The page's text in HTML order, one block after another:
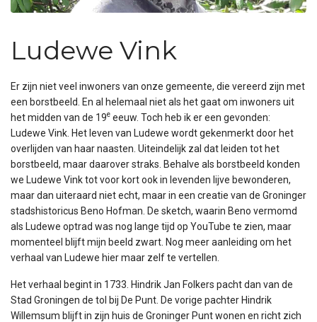
Ludewe Vink
Er zijn niet veel inwoners van onze gemeente, die vereerd zijn met
een borstbeeld. En al helemaal niet als het gaat om inwoners uit
het midden van de 19e eeuw. Toch heb ik er een gevonden:
Ludewe Vink. Het leven van Ludewe wordt gekenmerkt door het
overlijden van haar naasten. Uiteindelijk zal dat leiden tot het
borstbeeld, maar daarover straks. Behalve als borstbeeld konden
we Ludewe Vink tot voor kort ook in levenden lijve bewonderen,
maar dan uiteraard niet echt, maar in een creatie van de Groninger
stadshistoricus Beno Hofman. De sketch, waarin Beno vermomd
als Ludewe optrad was nog lange tijd op YouTube te zien, maar
momenteel blijft mijn beeld zwart. Nog meer aanleiding om het
verhaal van Ludewe hier maar zelf te vertellen.
Het verhaal begint in 1733. Hindrik Jan Folkers pacht dan van de
Stad Groningen de tol bij De Punt. De vorige pachter Hindrik
Willemsum blijft in zijn huis de Groninger Punt wonen en richt zich